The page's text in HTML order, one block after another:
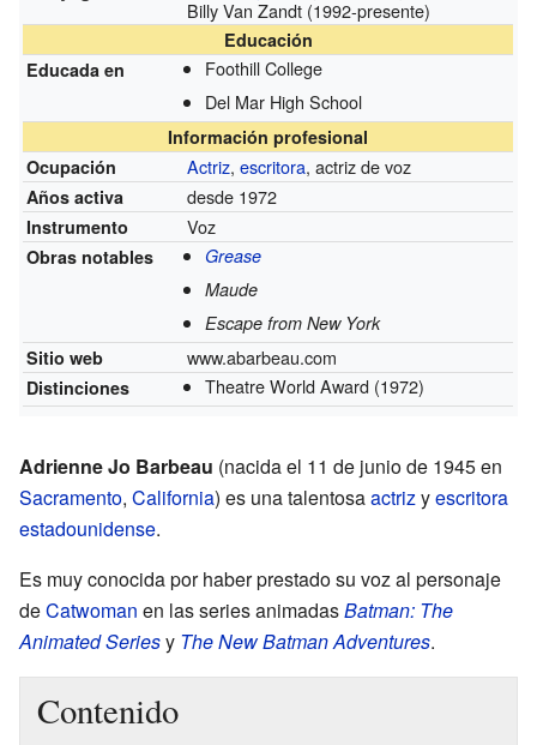
Billy Van Zandt (1992-presente)
Educación
Educada en
Foothill College
Del Mar High School
Información profesional
Ocupación
Actriz,escritora, actriz de voz
Años activa desde 1972
Instrumento Voz
Obras notables
Grease
Maude
Escape from New York
Sitio web
www.abarbeau.com
Distinciones Theatre World Award (1972)
Adrienne Jo Barbeau (nacida el 11 de junio de 1945 en
Sacramento, California) es una talentosaactrizyescritora
estadounidense.
Es muy conocida por haber prestado su voz al personaje
deCatwoman en las series animadasBatman: The
Animated Seriesy The New Batman Adventures.
Contenido